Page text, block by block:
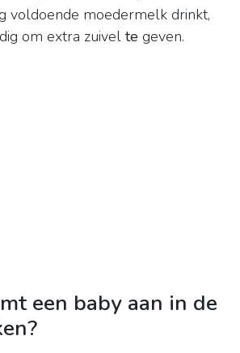
voldoende moedermelk drinkt,
om extra zuivel te geven.
een baby aan in de